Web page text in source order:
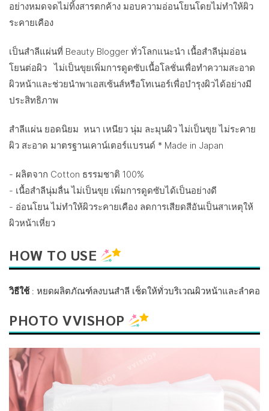
อย่างหมดจดไม่ทิ้งสารตกค้าง มอบความอ่อนโยนโดยไม่ทำให้ผิว
ระคายเคือง
เป็นสำลีแผ่นที่ Beauty Blogger ทั่วโลกแนะนำ เนื้อสำลีนุ่มอ่อน
โยนต่อผิว ไม่เป็นขุยเพิ่มการดูดซับเนื้อโลชั่นเพื่อทำความสะอาด
ผิวหน้าและช่วยนำพาเอสเซ้นส์หรือโทเนอร์เพื่อบำรุงผิวได้อย่างมี
ประสิทธิภาพ
สำลีแผ่น ยอดนิยม หนา เหนียว นุ่ม ละมุนผิว ไม่เป็นขุย ไม่ระคาย
ผิว สะอาด มาตรฐานเคาน์เตอร์แบรนด์ * Made in Japan
- ผลิตจาก Cotton ธรรมชาติ 100%
- เนื้อสำลีนุ่มลื่น ไม่เป็นขุย เพิ่มการดูดซับได้เป็นอย่างดี
- อ่อนโยน ไม่ทำให้ผิวระคายเคือง ลดการเสียดสีอันเป็นสาเหตุให้
ผิวหน้าเหี่ยว
HOW TO USE
วิธีใช้: หยดผลิตภัณฑ์ลงบนสำลี เช็ดให้ทั่วบริเวณผิวหน้าและลำคอ
PHOTO VVISHOP